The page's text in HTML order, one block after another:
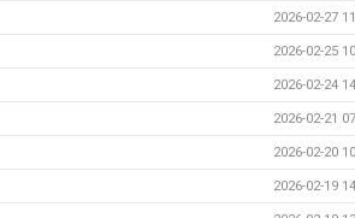
2026-02-27
2026-02-25
2026-02-24
2026-02-21
2026-02-20
2026-02-19